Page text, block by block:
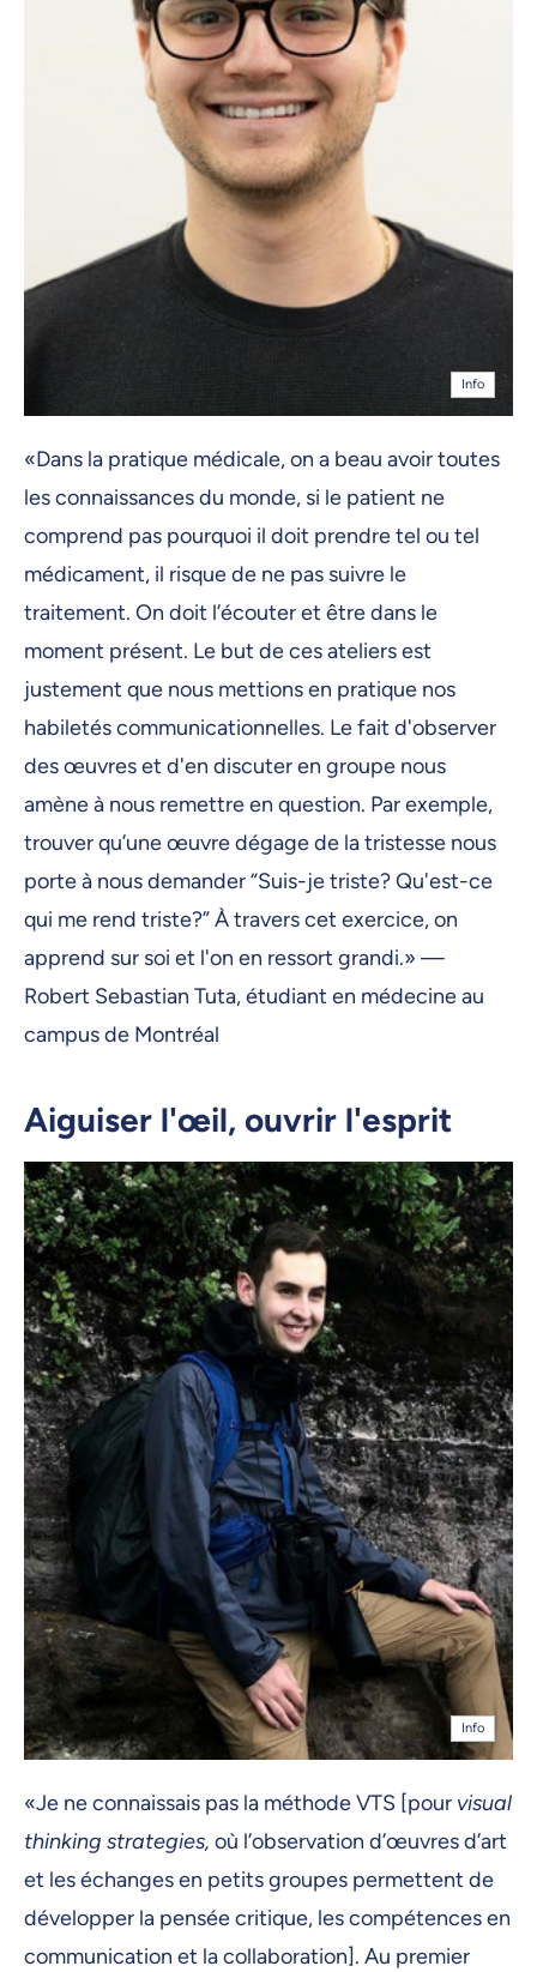
Info
«Dans la pratique médicale, on a beau avoir toutes
les connaissances du monde, si le patient ne
comprend pas pourquoi il doit prendre tel ou tel
médicament, il risque de ne pas suivre le
traitement. On doit l’écouter et être dans le
moment présent. Le but de ces ateliers est
justement que nous mettions en pratique nos
habiletés communicationnelles. Le fait d'observer
des œuvres et d'en discuter en groupe nous
amène à nous remettre en question. Par exemple,
trouver qu’une œuvre dégage de la tristesse nous
porte à nous demander “Suis-je triste? Qu'est-ce
qui me rend triste?” À travers cet exercice, on
apprend sur soi et l'on en ressort grandi.» —
Robert Sebastian Tuta, étudiant en médecine au
campus de Montréal
Aiguiser l'œil, ouvrir l'esprit
Info
«Je ne connaissais pas la méthode VTS [pour visual
thinking strategies, où l’observation d’œuvres d’art
et les échanges en petits groupes permettent de
développer la pensée critique, les compétences en
communication et la collaboration]. Au premier